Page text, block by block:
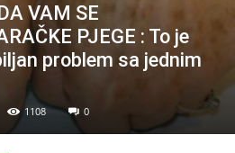
VAM SE
PJEGE : To je
problem sa jednim
1108 0